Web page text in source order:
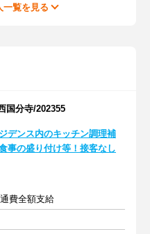
一覧を見る
国分寺/202355
デンス内のキッチン調理補
事の盛り付け等！接客なし
費全額支給